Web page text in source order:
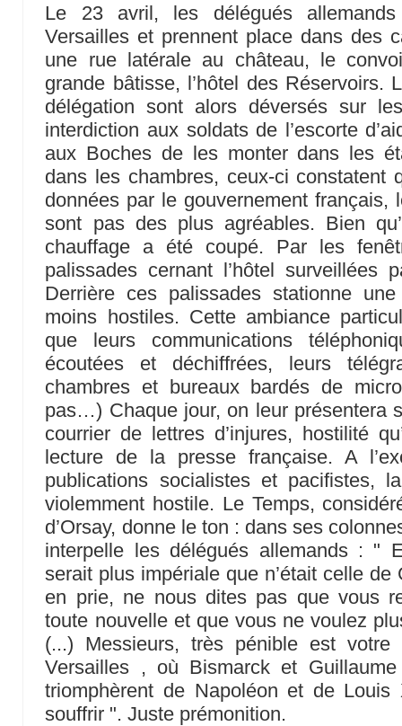
Le 23 avril, les délégués
Versailles et prennent place dans des
une rue latérale au château, le
grande bâtisse, l’hôtel des Réservoirs.
délégation sont alors déversés sur
interdiction aux soldats de l’escorte
aux Boches de les monter dans les
dans les chambres, ceux-ci constatent
données par le gouvernement français,
sont pas des plus agréables. Bien
chauffage a été coupé. Par les
palissades cernant l’hôtel surveillées
Derrière ces palissades stationne
moins hostiles. Cette ambiance
que leurs communications
écoutées et déchiffrées, leurs
chambres et bureaux bardés de
pas…) Chaque jour, on leur présentera
courrier de lettres d’injures, hostilité
lecture de la presse française. A
publications socialistes et pacifistes,
violemment hostile. Le Temps,
d’Orsay, donne le ton : dans ses
interpelle les délégués allemands : "
serait plus impériale que n’était celle
en prie, ne nous dites pas que vous
toute nouvelle et que vous ne voulez
(...) Messieurs, très pénible est
Versailles , où Bismarck et
triomphèrent de Napoléon et de Louis
souffrir ". Juste prémonition.